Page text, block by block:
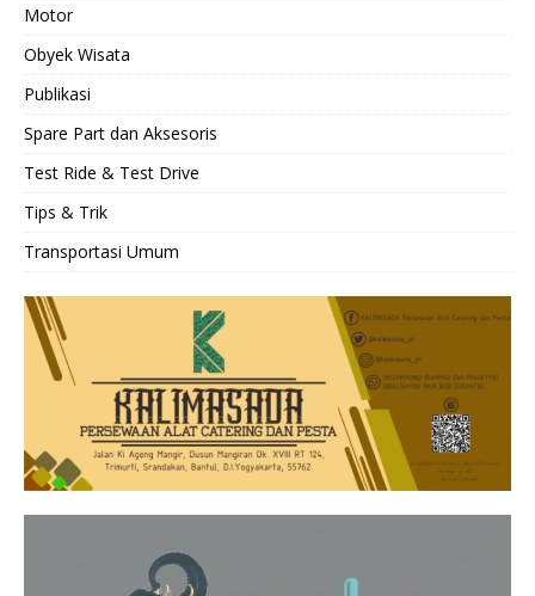
Motor
Obyek Wisata
Publikasi
Spare Part dan Aksesoris
Test Ride & Test Drive
Tips & Trik
Transportasi Umum